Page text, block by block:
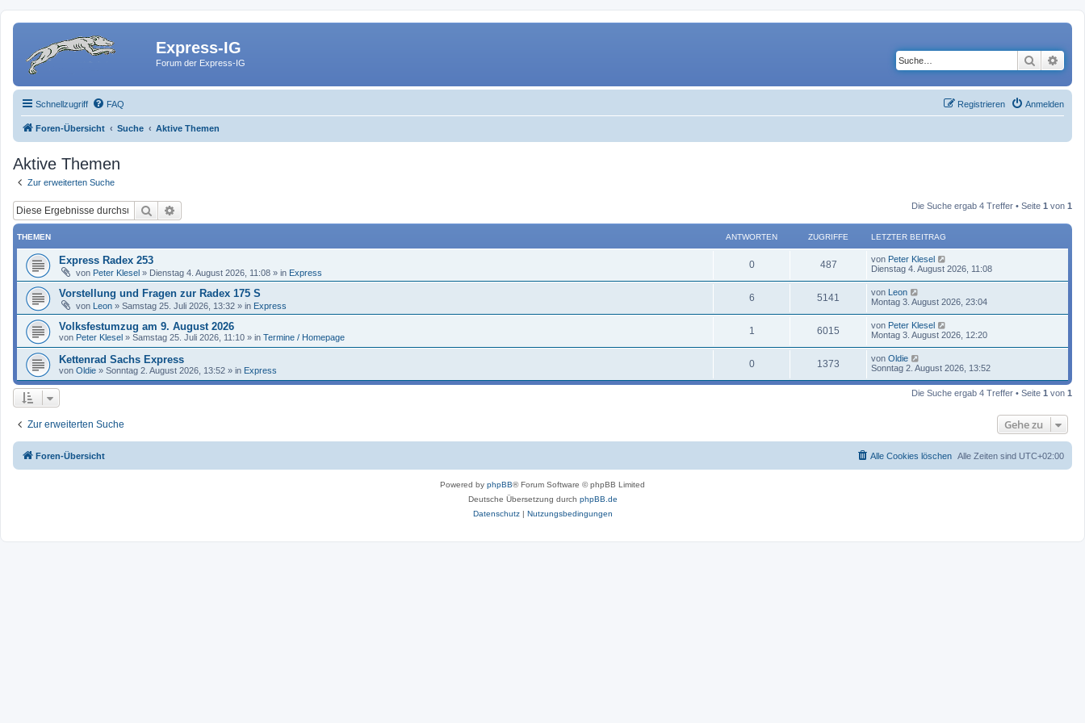
Express-IG
Forum der Express-IG Suche
Schnellzugriff FAQ Anmelden
Registrieren
Foren-Übersicht Suche Aktive Themen
Aktive Themen
Zur erweiterten Suche
Suche Die Suche ergab 4 Treffer • Seite 1 von 1
THEMEN ANTWORTEN ZUGRIFFE LETZTER BEITRAG
Express Radex 253
von Peter Klesel » Dienstag 4. August 2026, 11:08 » in Express
0 487 von Peter Klesel
Dienstag 4. August 2026, 11:08
Vorstellung und Fragen zur Radex 175 S
von Leon » Samstag 25. Juli 2026, 13:32 » in Express
6 5141 von Leon
Montag 3. August 2026, 23:04
Volksfestumzug am 9. August 2026
von Peter Klesel » Samstag 25. Juli 2026, 11:10 » in Termine / Homepage
1 6015 von Peter Klesel
Montag 3. August 2026, 12:20
Kettenrad Sachs Express
von Oldie » Sonntag 2. August 2026, 13:52 » in Express
0 1373 von Oldie
Sonntag 2. August 2026, 13:52
Die Suche ergab 4 Treffer • Seite 1 von 1
Zur erweiterten Suche Gehe zu
Foren-Übersicht Alle Zeiten sind UTC+02:00
Alle Cookies löschen
Powered by phpBB® Forum Software © phpBB Limited
Deutsche Übersetzung durch phpBB.de
Datenschutz| Nutzungsbedingungen